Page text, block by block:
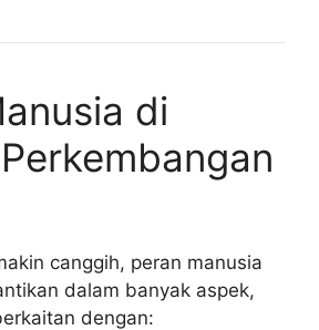
di
canggih, peran manusia
dalam banyak aspek,
dengan: